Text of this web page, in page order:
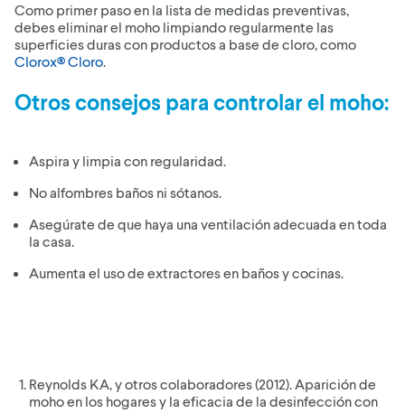
Como primer paso en la lista de medidas preventivas,
debes eliminar el moho limpiando regularmente las
superficies duras con productos a base de cloro, como
Clorox® Cloro.
Otros consejos para controlar el moho:
Aspira y limpia con regularidad.
No alfombres baños ni sótanos.
Asegúrate de que haya una ventilación adecuada en toda
la casa.
Aumenta el uso de extractores en baños y cocinas.
Reynolds KA, y otros colaboradores (2012). Aparición de
moho en los hogares y la eficacia de la desinfección con